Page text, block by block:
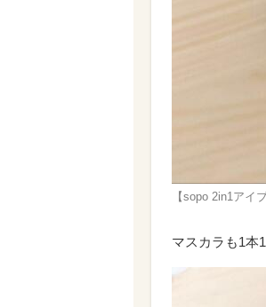
【sopo 2in1アイ
マスカラも1本